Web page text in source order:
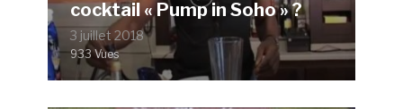
cocktail « Pump in Soho » ?
3 juillet 2018
933 Vues